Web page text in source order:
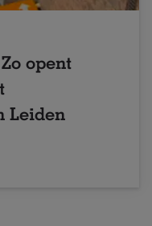
opent
Leiden